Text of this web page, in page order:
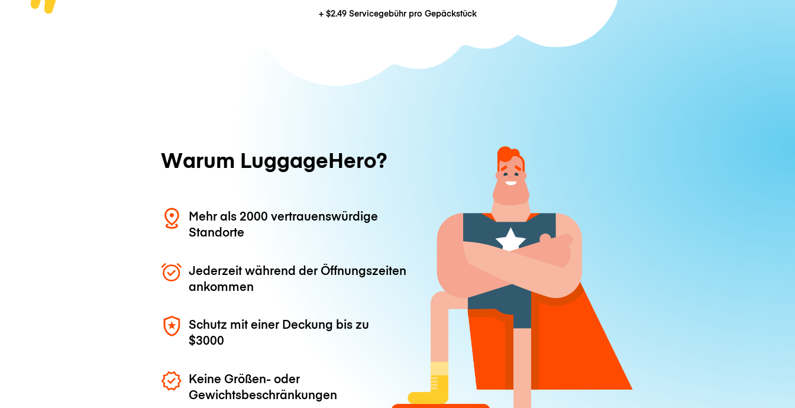
+ $2.49Servicegebühr pro Gepäckstück
Warum LuggageHero?
Mehr als 2000 vertrauenswürdige
Standorte
Jederzeit während der Öffnungszeiten
ankommen
Schutz mit einer Deckung bis zu
$3000
Keine Größen- oder
Gewichtsbeschränkungen